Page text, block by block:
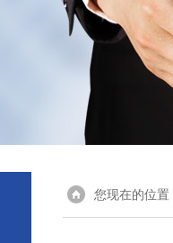
您现在的位置